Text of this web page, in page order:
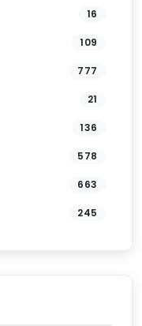
16
109
777
21
136
578
663
245